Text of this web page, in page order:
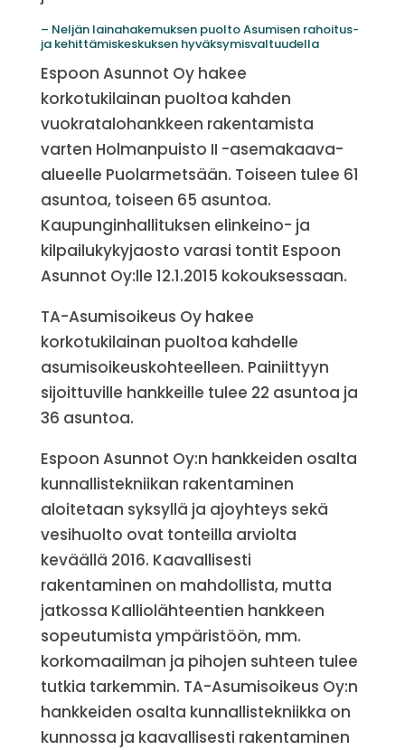
– Neljän lainahakemuksen puolto Asumisen rahoitus-
ja kehittämiskeskuksen hyväksymisvaltuudella
Espoon Asunnot Oy hakee
korkotukilainan puoltoa kahden
vuokratalohankkeen rakentamista
varten Holmanpuisto II -asemakaava-
alueelle Puolarmetsään. Toiseen tulee 61
asuntoa, toiseen 65 asuntoa.
Kaupunginhallituksen elinkeino- ja
kilpailukykyjaosto varasi tontit Espoon
Asunnot Oy:lle 12.1.2015 kokouksessaan.
TA-Asumisoikeus Oy hakee
korkotukilainan puoltoa kahdelle
asumisoikeuskohteelleen. Painiittyyn
sijoittuville hankkeille tulee 22 asuntoa ja
36 asuntoa.
Espoon Asunnot Oy:n hankkeiden osalta
kunnallistekniikan rakentaminen
aloitetaan syksyllä ja ajoyhteys sekä
vesihuolto ovat tonteilla arviolta
keväällä 2016. Kaavallisesti
rakentaminen on mahdollista, mutta
jatkossa Kalliolähteentien hankkeen
sopeutumista ympäristöön, mm.
korkomaailman ja pihojen suhteen tulee
tutkia tarkemmin. TA-Asumisoikeus Oy:n
hankkeiden osalta kunnallistekniikka on
kunnossa ja kaavallisesti rakentaminen